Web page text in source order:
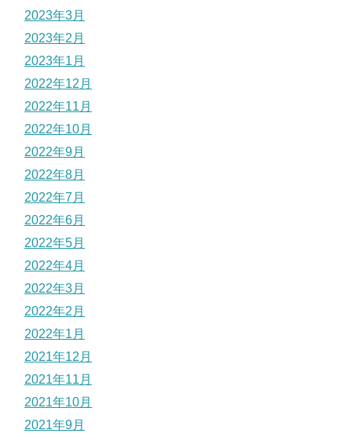
2023年3月
2023年2月
2023年1月
2022年12月
2022年11月
2022年10月
2022年9月
2022年8月
2022年7月
2022年6月
2022年5月
2022年4月
2022年3月
2022年2月
2022年1月
2021年12月
2021年11月
2021年10月
2021年9月